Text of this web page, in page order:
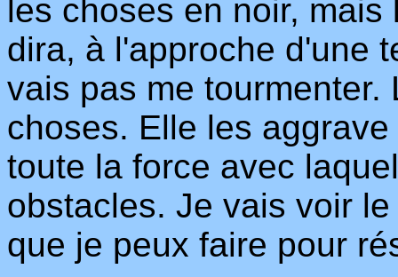
les choses en noir,
dira, à l'approche d'une
vais pas me
choses. Elle les
toute la force avec
obstacles. Je vais voir
que je peux faire pour